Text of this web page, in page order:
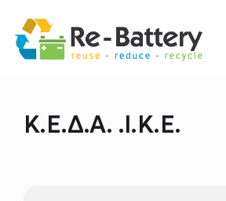
Κ.Ε.Δ.Α. .Ι.Κ.Ε.